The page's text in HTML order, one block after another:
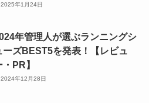
2025年1月24日
年管理人が選ぶランニングシ
ーズBEST5を発表！【レビュ
・PR】
2024年12月28日